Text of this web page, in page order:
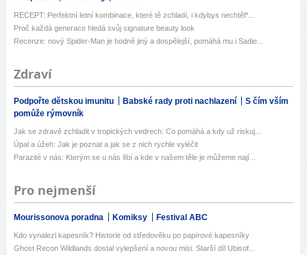
RECEPT: Perfektní letní kombinace, které tě zchladí, i kdybys nechtěl*...
Proč každá generace hledá svůj signature beauty look
Recenze: nový Spider-Man je hodně jiný a dospělejší, pomáhá mu i Sadie...
Zdraví
Podpořte dětskou imunitu Babské rady proti nachlazení
S čím vším
pomůže rýmovník
Jak se zdravě zchladit v tropických vedrech: Co pomáhá a kdy už riskuj...
Úpal a úžeh: Jak je poznat a jak se z nich rychle vyléčit
Parazité v nás: Kterým se u nás líbí a kde v našem těle je můžeme nají...
Pro nejmenší
Mourissonova poradna Komiksy Festival ABC
Kdo vynalezl kapesník? Historie od středověku po papírové kapesníky
Ghost Recon Wildlands dostal vylepšení a novou misi. Starší díl Ubisof...